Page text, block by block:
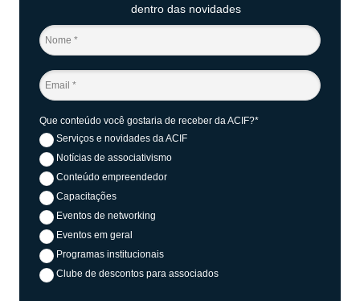
dentro das novidades
Que conteúdo você gostaria de receber da ACIF?*
Serviços e novidades da ACIF
Notícias de associativismo
Conteúdo empreendedor
Capacitações
Eventos de networking
Eventos em geral
Programas institucionais
Clube de descontos para associados